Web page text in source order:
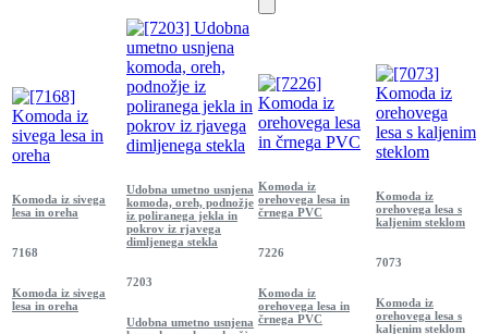
Komoda iz sivega
lesa in oreha
7168
Komoda iz sivega
lesa in oreha
Udobna umetno usnjena
komoda, oreh, podnožje
iz poliranega jekla in
pokrov iz rjavega
dimljenega stekla
7203
Udobna umetno usnjena
Komoda iz
orehovega lesa in
črnega PVC
7226
Komoda iz
orehovega lesa in
črnega PVC
Komoda iz
orehovega lesa s
kaljenim steklom
7073
Komoda iz
orehovega lesa s
kaljenim steklom